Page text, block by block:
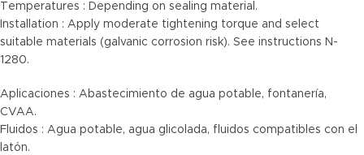
Temperatures : Depending on sealing material.
Installation : Apply moderate tightening torque and select
suitable materials (galvanic corrosion risk). See instructions N-
1280.
Aplicaciones : Abastecimiento de agua potable, fontanería,
CVAA.
Fluidos : Agua potable, agua glicolada, fluidos compatibles con el
latón.